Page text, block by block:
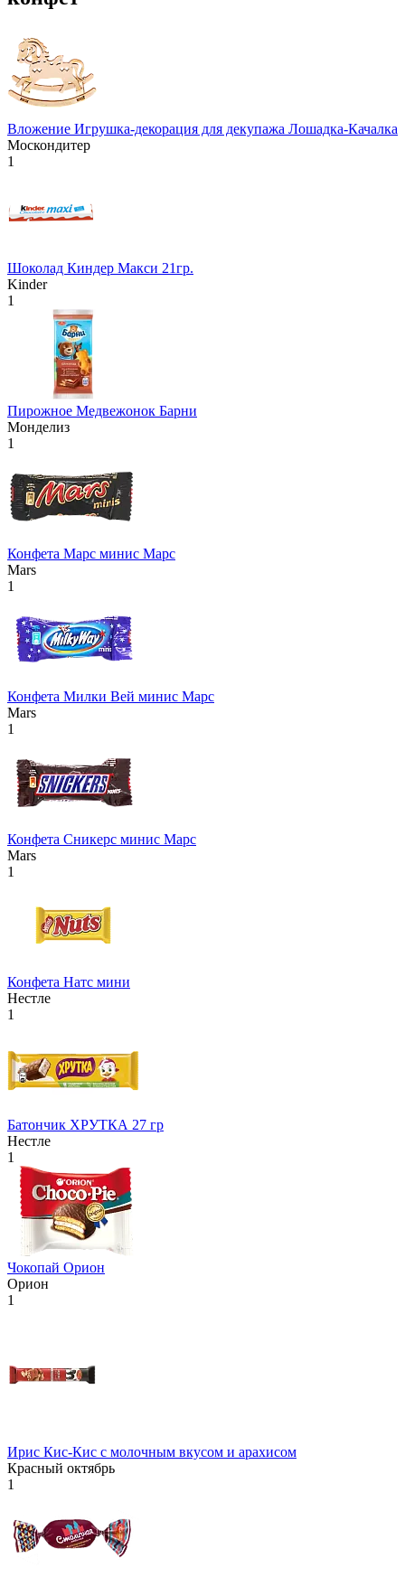
Вложение Игрушка-декорация для декупажа Лошадка-Качалка
Москондитер
1
Шоколад Киндер Макси 21гр.
Kinder
1
Пирожное Медвежонок Барни
Монделиз
1
Конфета Марс минис Марс
Mars
1
Конфета Милки Вей минис Марс
Mars
1
Конфета Сникерс минис Марс
Mars
1
Конфета Натс мини
Нестле
1
Батончик ХРУТКА 27 гр
Нестле
1
Чокопай Орион
Орион
1
Ирис Кис-Кис с молочным вкусом и арахисом
Красный октябрь
1